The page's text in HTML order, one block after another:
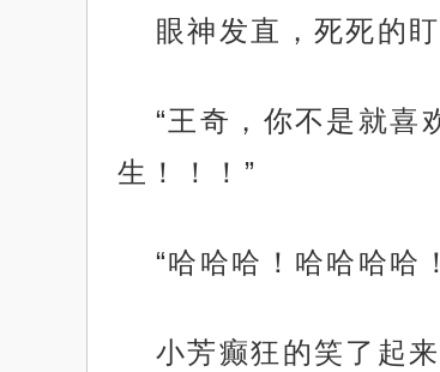
眼神发直，死死的
“王奇，你不是就喜
生！！！”
“哈哈哈！哈哈哈哈
小芳癫狂的笑了起